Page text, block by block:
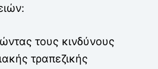
τους κινδύνους
τραπεζικής